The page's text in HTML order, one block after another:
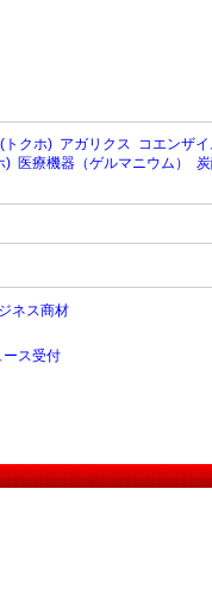
トクホ) アガリクス コエンザイ
) 医療機器（ゲルマニウム）
ネス商材
ース受付